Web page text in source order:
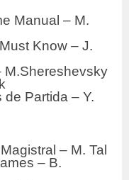
Manual – M.
Know – J.
Partida – Y.
– M. Tal
– B.